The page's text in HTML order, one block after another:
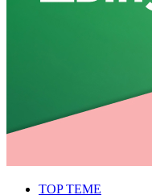
TOP TEME